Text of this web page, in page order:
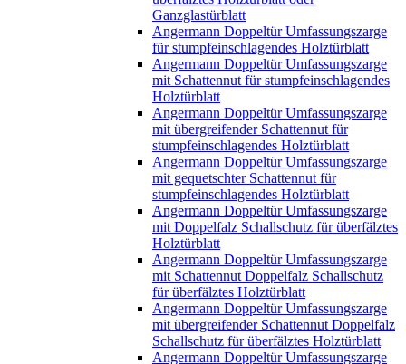
Ganzglastürblatt
Angermann Doppeltür Umfassungszarge
für stumpfeinschlagendes Holztürblatt
Angermann Doppeltür Umfassungszarge
mit Schattennut für stumpfeinschlagendes
Holztürblatt
Angermann Doppeltür Umfassungszarge
mit übergreifender Schattennut für
stumpfeinschlagendes Holztürblatt
Angermann Doppeltür Umfassungszarge
mit gequetschter Schattennut für
stumpfeinschlagendes Holztürblatt
Angermann Doppeltür Umfassungszarge
mit Doppelfalz Schallschutz für überfälztes
Holztürblatt
Angermann Doppeltür Umfassungszarge
mit Schattennut Doppelfalz Schallschutz
für überfälztes Holztürblatt
Angermann Doppeltür Umfassungszarge
mit übergreifender Schattennut Doppelfalz
Schallschutz für überfälztes Holztürblatt
Angermann Doppeltür Umfassungszarge